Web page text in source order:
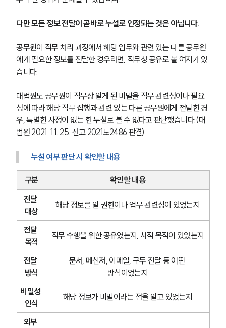
다만 모든 정보 전달이 곧바로 누설로 인정되는 것은 아닙니다.
공무원이 직무 처리 과정에서 해당 업무와 관련 있는 다른 공무원
에게 필요한 정보를 전달한 경우라면, 직무상 공유로 볼 여지가 있
습니다.
대법원도 공무원이 직무상 알게 된 비밀을 직무 관련성이나 필요
성에 따라 해당 직무 집행과 관련 있는 다른 공무원에게 전달한 경
우, 특별한 사정이 없는 한 누설로 볼 수 없다고 판단했습니다.(대
법원 2021. 11. 25. 선고 2021도2486 판결)
누설 여부 판단 시 확인할 내용
구분
확인할 내용
전달
대상
해당 정보를 알 권한이나 업무 관련성이 있었는지
전달
목적
직무 수행을 위한 공유였는지, 사적 목적이 있었는지
전달
방식
문서, 메신저, 이메일, 구두 전달 등 어떤
방식이었는지
비밀성
인식
해당 정보가 비밀이라는 점을 알고 있었는지
외부